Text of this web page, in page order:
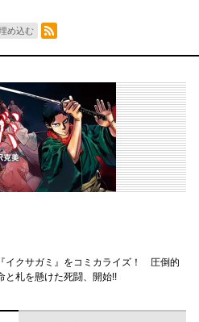
め込む
RSSフィード
イクサガミ』をコミカライズ！ 圧倒的
と札を懸けた死闘、開始!!